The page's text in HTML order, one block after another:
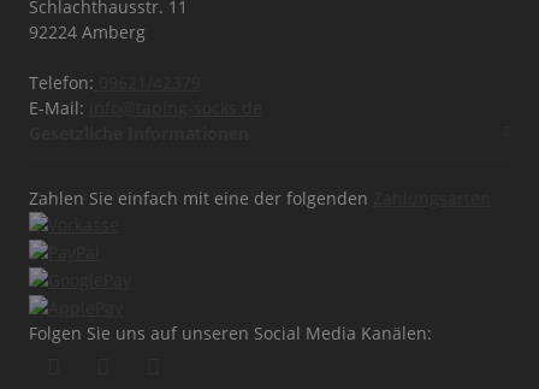
Schlachthausstr. 11
92224 Amberg
Telefon:
E-Mail:
Zahlen Sie einfach mit eine der folgenden
Folgen Sie uns auf unseren Social Media Kanälen: